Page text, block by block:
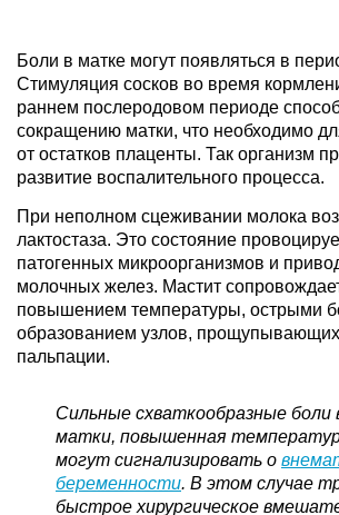
Боли в матке могут появляться в
Стимуляция сосков во время
раннем послеродовом периоде
сокращению матки, что необходимо
от остатков плаценты. Так организм
развитие воспалительного процесса.
При неполном сцеживании молока
лактостаза. Это состояние
патогенных микроорганизмов и
молочных желез. Мастит
повышением температуры, острыми
образованием узлов,
пальпации.
Сильные схваткообразные боли
матки, повышенная
могут сигнализировать о
беременности. В этом случае
быстрое хирургическое